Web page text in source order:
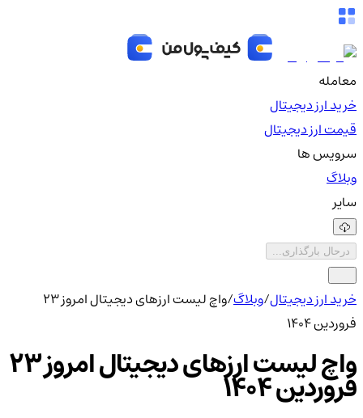
معامله
خرید ارز دیجیتال
قیمت ارز دیجیتال
سرویس ها
وبلاگ
سایر
درحال بارگذاری...
خرید ارز دیجیتال/وبلاگ/
واچ لیست ارزهای دیجیتال امروز ۲۳
فروردین ۱۴۰۴
واچ لیست ارزهای دیجیتال امروز ۲۳
فروردین ۱۴۰۴